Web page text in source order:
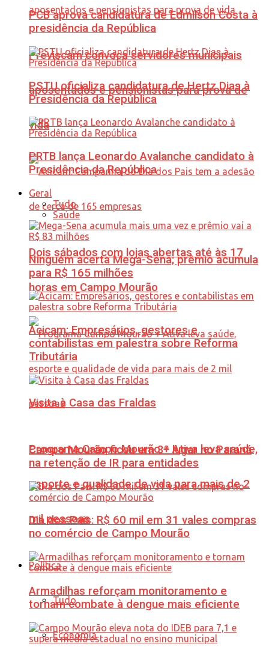
Previscam convoca servidores municipais
aposentados e pensionistas para prova de
vida
Dois sábados com lojas abertas até às 17
horas em Campo Mourão
Programa Campo Mourão + Ativa leva saúde,
esporte e qualidade de vida para mais de 2
mil pessoas
Política
Tudo
Economia
PCB aprova candidatura de Edmilson Costa à
presidência da República
PSTU oficializa candidatura de Hertz Dias à
Presidência da República
PRTB lança Leonardo Avalanche candidato à
Presidência da República
Geral
Tudo
Saúde
Ninguém acerta Mega-Sena; prêmio acumula
para R$ 165 milhões
Acicam: Empresários, gestores e
contabilistas em palestra sobre Reforma
Tributária
Visita à Casa das Fraldas
Campo Mourão ficou em 3º lugar no Paraná
na retenção de IR para entidades
Dia dos Pais: R$ 60 mil em 31 vales compras
no comércio de Campo Mourão
Armadilhas reforçam monitoramento e
tornam combate à dengue mais eficiente